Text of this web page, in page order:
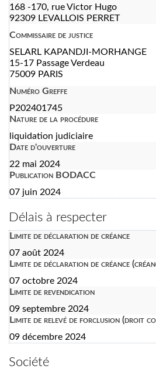
168 -170, rue Victor Hugo
92309 LEVALLOIS PERRET
Commissaire de justice
SELARL KAPANDJI-MORHANGE
15-17 Passage Verdeau
75009 PARIS
Numéro Greffe
P202401745
Nature de la procédure
liquidation judiciaire
Date d'ouverture
22 mai 2024
Publication BODACC
07 juin 2024
Délais à respecter
Limite de déclaration de créance
07 août 2024
Limite de déclaration de créance
07 octobre 2024
Limite de revendication
09 septembre 2024
Limite de relevé de forclusion (droit
09 décembre 2024
Société